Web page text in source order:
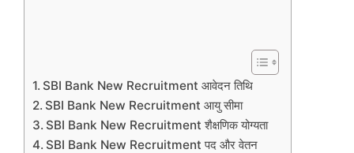
SBI Bank New Recruitment आवेदन तिथि
SBI Bank New Recruitment आयु सीमा
SBI Bank New Recruitment शैक्षणिक योग्यता
SBI Bank New Recruitment पद और वेतन